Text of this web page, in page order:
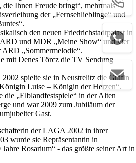
Ihnen Freude bringt“, mehrmals
der „Fernsehlieblinge“ und
den neuen Friedrichstadtpalast in
und MDR „Meine Show“ und vier
ARD „Sommermelodie“.
mit Denes Törcz die TV Sendung
spielte sie in Neustrelitz die Gräfin
Luise – Königin der Herzen“.
die „Elblandfestspiele“ in der Alten
und war 2009 zum Jubiläum der
Gast.
der LAGA 2002 in ihrer
wurde sie Repräsentantin in
Jahre Rosarium“ - das größte seiner Art in